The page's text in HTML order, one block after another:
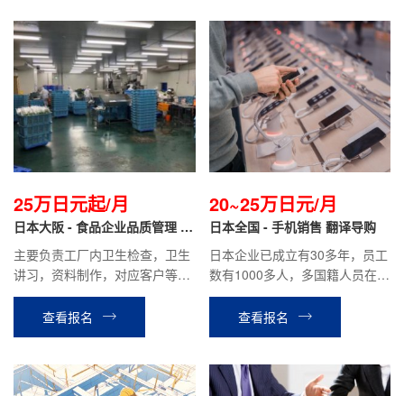
25万日元起/月
日本大阪 - 食品企业品质管理 正
主要负责工厂内卫生检查，卫生
讲习，资料制作，对应客户等公
司安排的其他工作。
查看报名
20~25万日元/月
日本全国 - 手机销售 翻译导购
日本企业已成立有30多年，员工
数有1000多人，多国籍人员在职
工作；主要负责手机套餐的介
绍，客户接待，成交手续办理等
工作.
查看报名